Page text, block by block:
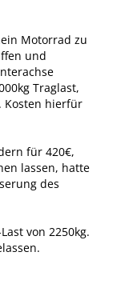
Motorrad zu
und
Traglast,
Kosten hierfür
für 420€,
lassen, hatte
des
von 2250kg.